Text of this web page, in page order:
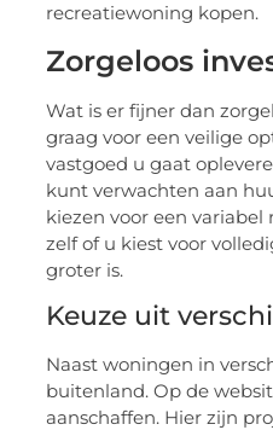
recreatiewoning kopen.
Zorgeloos
Wat is er fijner dan
graag voor een veilige
vastgoed u gaat
kunt verwachten aan
kiezen voor een
zelf of u kiest voor
groter is.
Keuze uit
Naast woningen in
buitenland. Op de
aanschaffen. Hier zijn